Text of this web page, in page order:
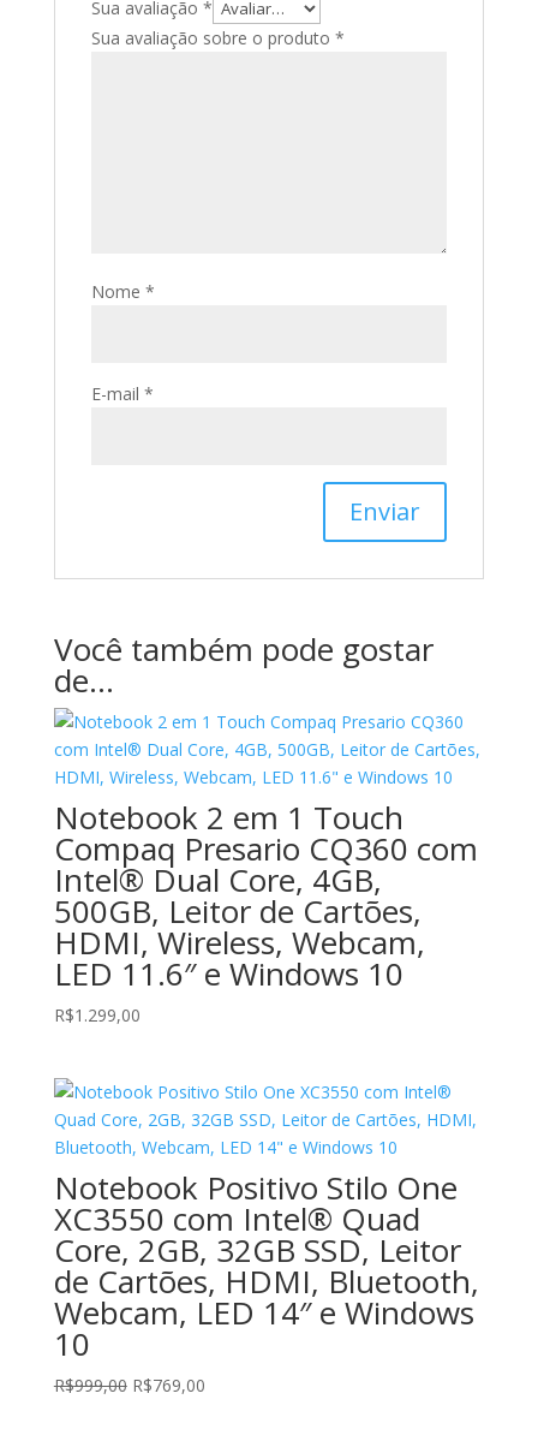
Sua avaliação *
Sua avaliação sobre o produto *
Nome *
E-mail *
Você também pode gostar
de…
Notebook 2 em 1 Touch
Compaq Presario CQ360 com
Intel® Dual Core, 4GB,
500GB, Leitor de Cartões,
HDMI, Wireless, Webcam,
LED 11.6″ e Windows 10
R$1.299,00
Notebook Positivo Stilo One
XC3550 com Intel® Quad
Core, 2GB, 32GB SSD, Leitor
de Cartões, HDMI, Bluetooth,
Webcam, LED 14″ e Windows
10
R$999,00 O
R$769,00O